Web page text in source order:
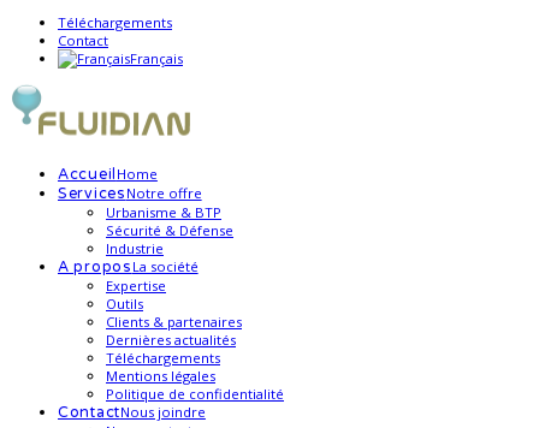
Téléchargements
Contact
Français
Accueil Home
Services Notre offre
Urbanisme & BTP
Sécurité & Défense
Industrie
A propos La société
Expertise
Outils
Clients & partenaires
Dernières actualités
Téléchargements
Mentions légales
Politique de confidentialité
ContactNous joindre